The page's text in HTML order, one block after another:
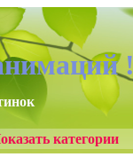
категории